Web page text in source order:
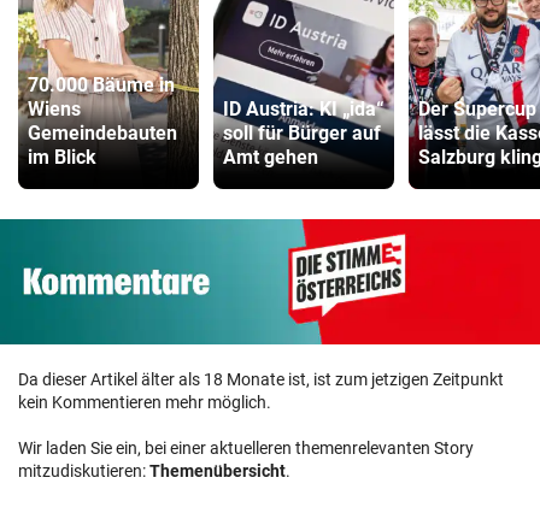
70.000 Bäume in
Wiens
Gemeindebauten
im Blick
ID Austria: KI „ida“
soll für Bürger auf
Amt gehen
Der Supercup
lässt die
Salzburg
Da dieser Artikel älter als 18 Monate ist, ist zum jetzigen Zeitpunkt
kein Kommentieren mehr möglich.
Wir laden Sie ein, bei einer aktuelleren themenrelevanten Story
mitzudiskutieren:Themenübersicht.